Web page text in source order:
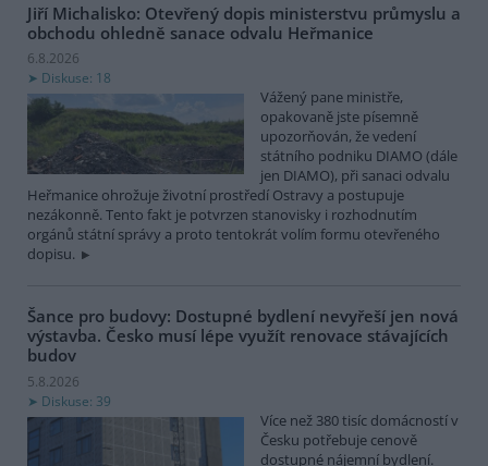
Jiří Michalisko: Otevřený dopis ministerstvu průmyslu a
obchodu ohledně sanace odvalu Heřmanice
6.8.2026
Diskuse: 18
Vážený pane ministře,
opakovaně jste písemně
upozorňován, že vedení
státního podniku DIAMO (dále
jen DIAMO), při sanaci odvalu
Heřmanice ohrožuje životní prostředí Ostravy a postupuje
nezákonně. Tento fakt je potvrzen stanovisky i rozhodnutím
orgánů státní správy a proto tentokrát volím formu otevřeného
dopisu.
Šance pro budovy: Dostupné bydlení nevyřeší jen nová
výstavba. Česko musí lépe využít renovace stávajících
budov
5.8.2026
Diskuse: 39
Více než 380 tisíc domácností v
Česku potřebuje cenově
dostupné nájemní bydlení.